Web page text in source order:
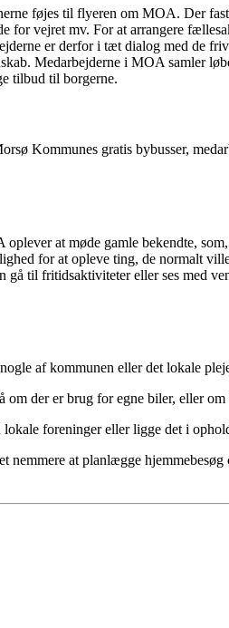
føjes til flyeren om MOA. Der
for vejret mv. For at arrangere
er derfor i tæt dialog med de
Medarbejderne i MOA samler
tilbud til borgerne.
Kommunes gratis bybusser,
at møde gamle bekendte,
for at opleve ting, de normalt
til fritidsaktiviteter eller ses med
af kommunen eller det lokale
der er brug for egne biler, eller
foreninger eller ligge det i
at planlægge hjemmebesøg